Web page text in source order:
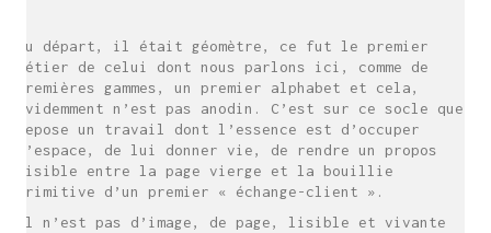
Au départ, il était géomètre, ce fut le premier
métier de celui dont nous parlons ici, comme de
premières gammes, un premier alphabet et cela,
évidemment n’est pas anodin. C’est sur ce socle que
repose un travail dont l’essence est d’occuper
l’espace, de lui donner vie, de rendre un propos
lisible entre la page vierge et la bouillie
primitive d’un premier « échange-client ».
Il n’est pas d’image, de page, lisible et vivante